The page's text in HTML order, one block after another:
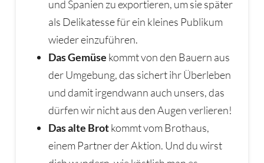
und Spanien zu exportieren, um sie später
als Delikatesse für ein kleines Publikum
wieder einzuführen.
Das Gemüse kommt von den Bauern aus
der Umgebung, das sichert ihr Überleben
und damit irgendwann auch unsers, das
dürfen wir nicht aus den Augen verlieren!
Das alte Brotkommt vom Brothaus,
einem Partner der Aktion. Und du wirst